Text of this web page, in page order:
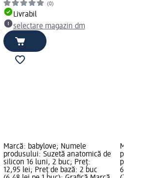
(0)
Livrabil
selectare magazin dm
Marcă: babylove; Numele
produsului: Suzetă anatomică de
silicon 16 luni, 2 buc; Preț:
12,95 lei; Preț de bază: 2 buc
Marcă:
produsului:
pentru
64,95 lei;